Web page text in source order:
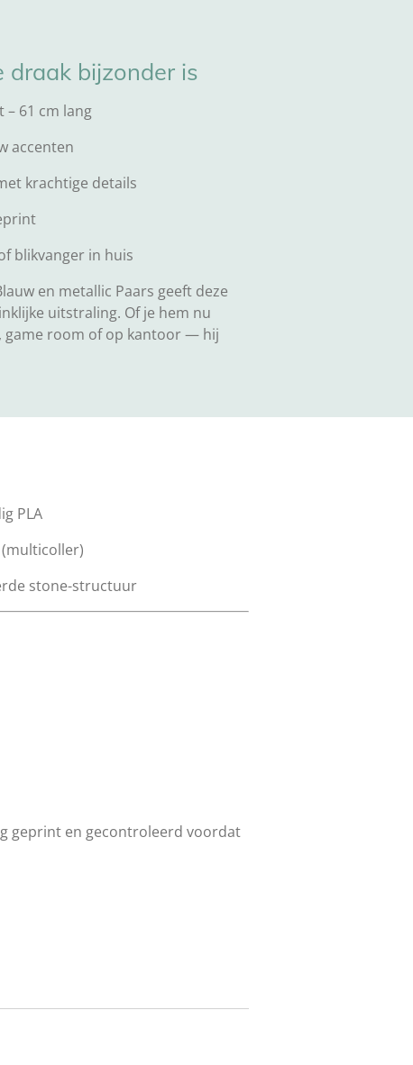
draak bijzonder is
61 cm lang
accenten
krachtige details
blikvanger in huis
en metallic Paars geeft deze
uitstraling. Of je hem nu
game room of op kantoor — hij
PLA
(multicoller)
stone-structuur
geprint en gecontroleerd voordat